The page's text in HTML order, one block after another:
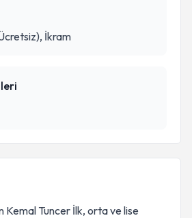
İkram
Kemal Tuncer İlk, orta ve lise